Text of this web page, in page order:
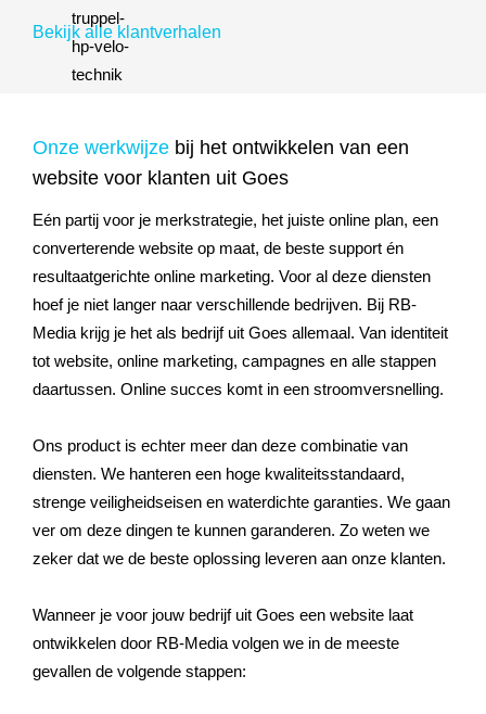
Bekijk alle klantverhalen
Onze werkwijze bij het ontwikkelen van een
website voor klanten uit Goes
Eén partij voor je merkstrategie, het juiste online plan, een
converterende website op maat, de beste support én
resultaatgerichte online marketing. Voor al deze diensten
hoef je niet langer naar verschillende bedrijven. Bij RB-
Media krijg je het als bedrijf uit Goes allemaal. Van identiteit
tot website, online marketing, campagnes en alle stappen
daartussen. Online succes komt in een stroomversnelling.
Ons product is echter meer dan deze combinatie van
diensten. We hanteren een hoge kwaliteitsstandaard,
strenge veiligheidseisen en waterdichte garanties. We gaan
ver om deze dingen te kunnen garanderen. Zo weten we
zeker dat we de beste oplossing leveren aan onze klanten.
Wanneer je voor jouw bedrijf uit Goes een website laat
ontwikkelen door RB-Media volgen we in de meeste
gevallen de volgende stappen: